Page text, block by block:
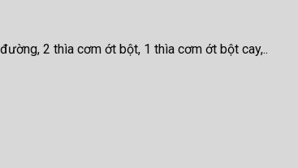
2 thìa cơm ớt bột, 1 thìa cơm ớt bột cay,..